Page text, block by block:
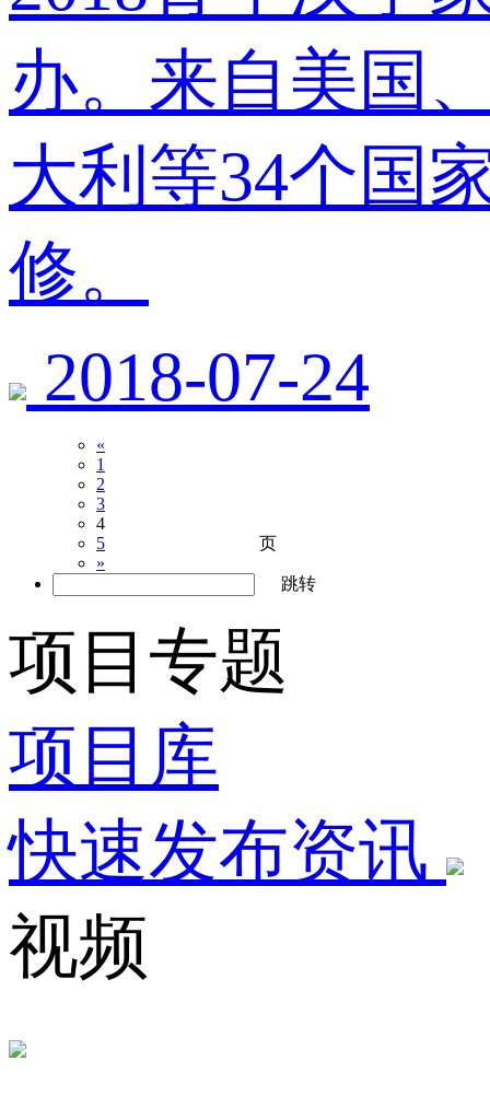
办。来自美国
大利等34个国
修。
2018-07-24
«
1
2
3
4
5
»
页
跳转
项目专题
项目库
快速发布资讯
视频